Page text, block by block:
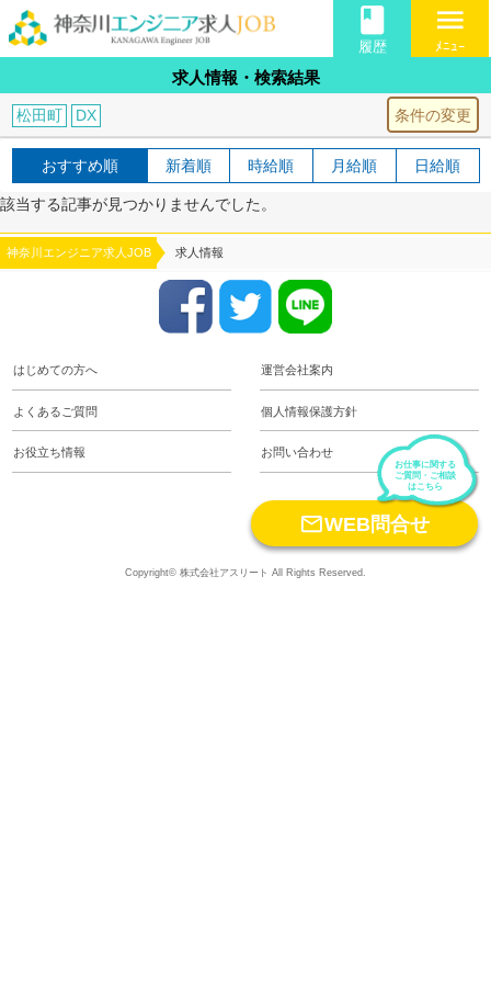
book
履歴
menu
ﾒﾆｭｰ
求人情報・検索結果
条件の変更
松田町 DX
おすすめ順 新着順 時給順 月給順 日給順
該当する記事が見つかりませんでした。
神奈川エンジニア求人JOB 求人情報
はじめての方へ 運営会社案内
よくあるご質問 個人情報保護方針
お役立ち情報 お問い合わせ
お仕事に関する
ご質問・ご相談
はこちら
WEB問合せ
Copyright© 株式会社アスリート All Rights Reserved.